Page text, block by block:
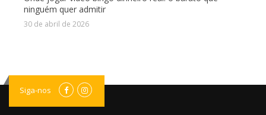
ninguém quer admitir
30 de abril de 2026
Siga-nos